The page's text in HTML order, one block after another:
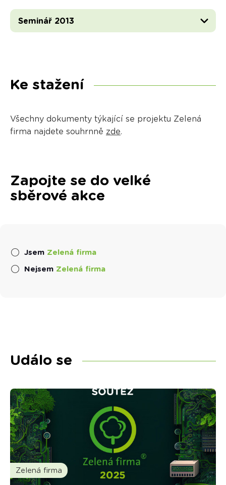
Seminář 2013
Ke stažení
Všechny dokumenty týkající se projektu Zelená
firma najdete souhrnně zde.
Zapojte se do velké
sběrové akce
Jsem Zelená firma
Nejsem Zelená firma
Událo se
Zelená firma